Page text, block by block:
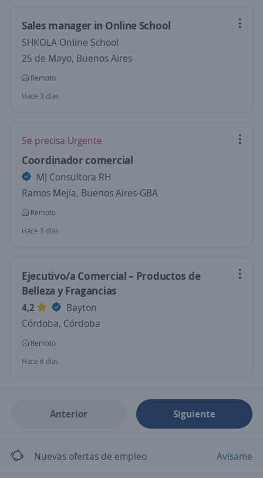
Sales manager in Online School
SHKOLA Online School
25 de Mayo, Buenos Aires
Remoto
Hace 3 días
Se precisa Urgente
Coordinador comercial
MJ Consultora RH
Ramos Mejía, Buenos Aires-GBA
Remoto
Hace 3 días
Ejecutivo/a Comercial – Productos de
Belleza y Fragancias
4,2
Bayton
Córdoba, Córdoba
Remoto
Hace 6 días
Anterior Siguiente
Nuevas ofertas de empleo Avísame